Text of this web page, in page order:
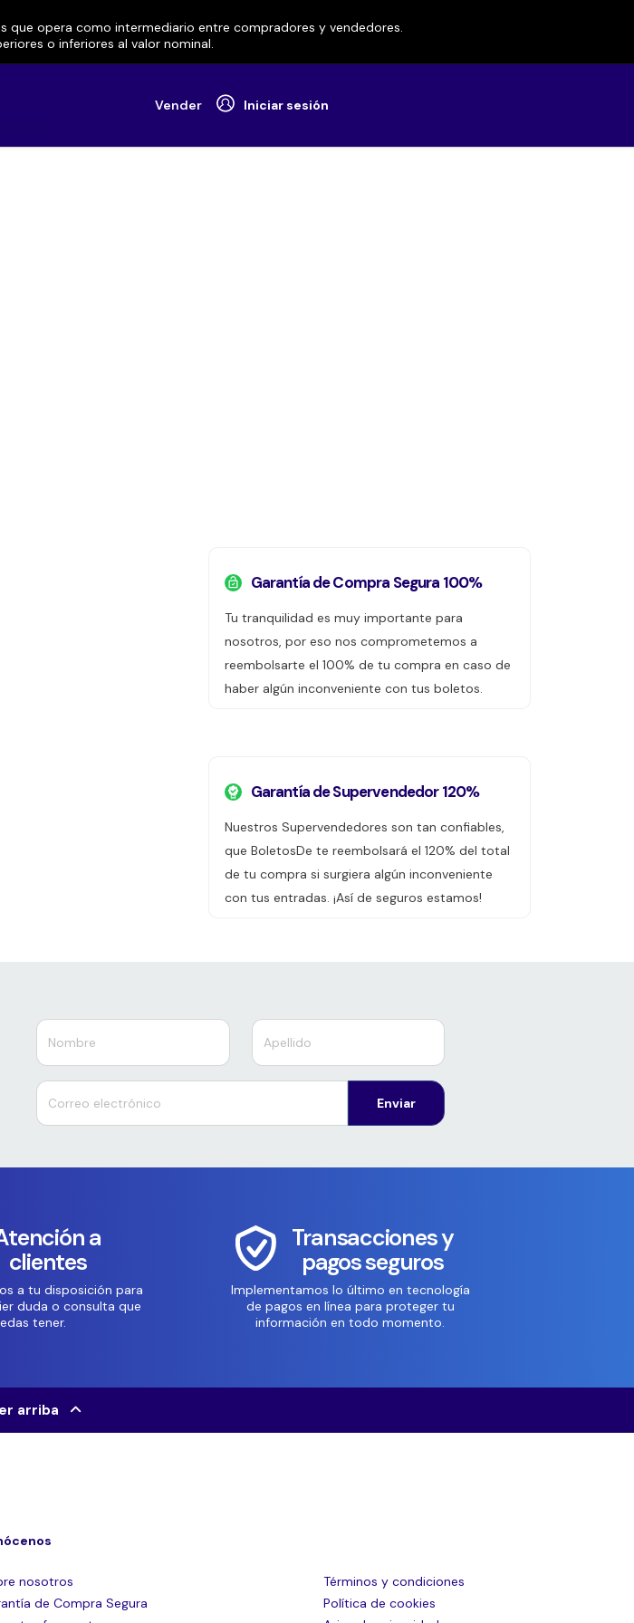
que opera como intermediario entre compradores y vendedores.
o inferiores al valor nominal.
Vender Iniciar sesión
Garantía de Compra Segura 100%
Tu tranquilidad es muy importante para
nosotros, por eso nos comprometemos a
reembolsarte el 100% de tu compra en caso de
haber algún inconveniente con tus boletos.
Garantía de Supervendedor 120%
Nuestros Supervendedores son tan confiables,
que BoletosDe te reembolsará el 120% del total
de tu compra si surgiera algún inconveniente
con tus entradas. ¡Así de seguros estamos!
Enviar
a
clientes
a tu disposición para
duda o consulta que
tener.
Transacciones y
pagos seguros
Implementamos lo último en tecnología
de pagos en línea para proteger tu
información en todo momento.
arriba
nosotros
de Compra Segura
Términos y condiciones
Política de cookies